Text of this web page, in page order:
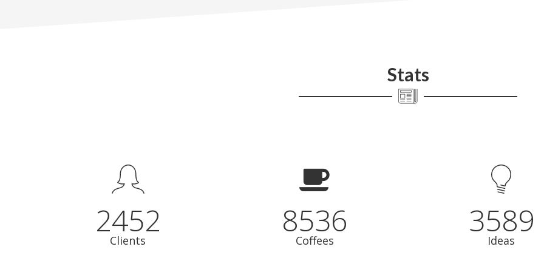
Stats
2452
Clients
8536
Coffees
3589
Ideas